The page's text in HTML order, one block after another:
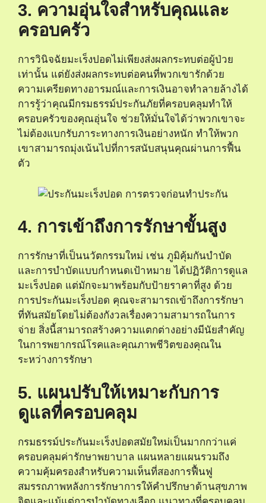
3. ความอุ่นใจสําหรับคุณและ
ครอบครัว
การวินิจฉัยมะเร็งปอดไม่เพียงส่งผลกระทบต่อผู้ป่วย
เท่านั้น แต่ยังส่งผลกระทบต่อคนที่พวกเขารักด้วย
ความเครียดทางอารมณ์และการเงินอาจทําลายล้างได้
การรู้ว่าคุณมีกรมธรรม์ประกันภัยที่ครอบคลุมทําให้
ครอบครัวของคุณอุ่นใจ ช่วยให้มั่นใจได้ว่าพวกเขาจะ
ไม่ต้องแบกรับภาระทางการเงินอย่างหนัก ทําให้พวก
เขาสามารถมุ่งเน้นไปที่การสนับสนุนคุณผ่านการฟื้น
ตัว
4. การเข้าถึงการรักษาขั้นสูง
การรักษาที่เป็นนวัตกรรมใหม่ เช่น ภูมิคุ้มกันบําบัด
และการบําบัดแบบกําหนดเป้าหมาย ได้ปฏิวัติการดูแล
มะเร็งปอด แต่มักจะมาพร้อมกับป้ายราคาที่สูง ด้วย
การประกันมะเร็งปอด คุณจะสามารถเข้าถึงการรักษา
ที่ทันสมัยโดยไม่ต้องกังวลเรื่องความสามารถในการ
จ่าย สิ่งนี้สามารถสร้างความแตกต่างอย่างมีนัยสําคัญ
ในการพยากรณ์โรคและคุณภาพชีวิตของคุณใน
ระหว่างการรักษา
5. แผนปรับให้เหมาะกับการ
ดูแลที่ครอบคลุม
กรมธรรม์ประกันมะเร็งปอดสมัยใหม่เป็นมากกว่าแค่
ครอบคลุมค่ารักษาพยาบาล แผนหลายแผนรวมถึง
ความคุ้มครองสําหรับความเห็นที่สองการฟื้นฟู
สมรรถภาพหลังการรักษาการให้คําปรึกษาด้านสุขภาพ